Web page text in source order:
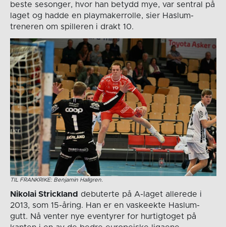
beste sesonger, hvor han betydd mye, var sentral på
laget og hadde en playmakerrolle, sier Haslum-
treneren om spilleren i drakt 10.
TIL FRANKRIKE: Benjamin Hallgren.
Nikolai Strickland debuterte på A-laget allerede i
2013, som 15-åring. Han er en vaskeekte Haslum-
gutt. Nå venter nye eventyrer for hurtigtoget på